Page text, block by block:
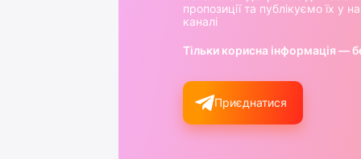
пропозиції та публікуємо їх у
каналі
Тільки корисна інформація —
Приєднатися